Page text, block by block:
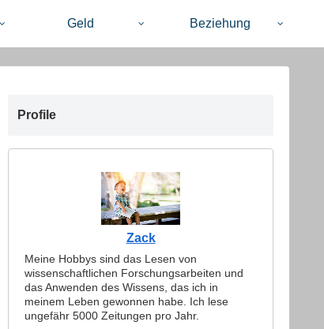
Geld Beziehung
Profile
Zack
Meine Hobbys sind das Lesen von
wissenschaftlichen Forschungsarbeiten und
das Anwenden des Wissens, das ich in
meinem Leben gewonnen habe. Ich lese
ungefähr 5000 Zeitungen pro Jahr.